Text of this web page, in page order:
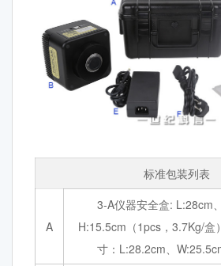
标准包装列表
A
3-A仪器安全盒: L:28cm
H:15.5cm（1pcs，3.7Kg/盒
寸：L:28.2cm、